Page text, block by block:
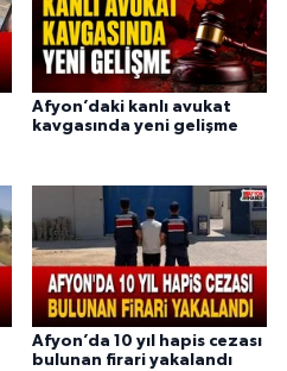
Afyon’daki kanlı avukat
kavgasında yeni gelişme
Afyon’da 10 yıl hapis cezası
bulunan firari yakalandı